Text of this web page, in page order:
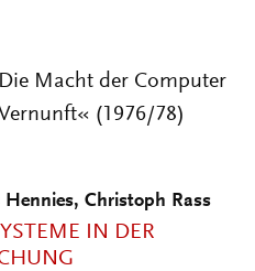
Macht der Computer
(1976/78)
Christoph Rass
IN DER